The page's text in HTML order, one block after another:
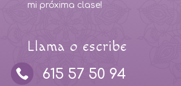
mi próxima clase!
Llama o escribe
 615 57 50 94